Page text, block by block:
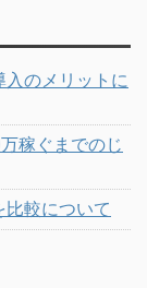
入のメリットに
稼ぐまでのじ
較について